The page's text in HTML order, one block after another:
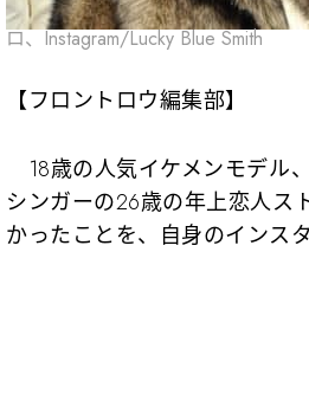
ロ、Instagram/Lucky Blue Smith
【フロントロウ編集部】
18歳の人気イケメンモデル
シンガーの26歳の年上恋人ス
かったことを、自身のインス